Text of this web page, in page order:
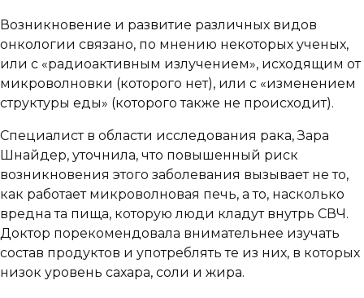
Возникновение и развитие различных видов
онкологии связано, по мнению некоторых ученых,
или с «радиоактивным излучением», исходящим от
микроволновки (которого нет), или с «изменением
структуры еды» (которого также не происходит).
Специалист в области исследования рака, Зара
Шнайдер, уточнила, что повышенный риск
возникновения этого заболевания вызывает не то,
как работает микроволновая печь, а то, насколько
вредна та пища, которую люди кладут внутрь СВЧ.
Доктор порекомендовала внимательнее изучать
состав продуктов и употреблять те из них, в которых
низок уровень сахара, соли и жира.